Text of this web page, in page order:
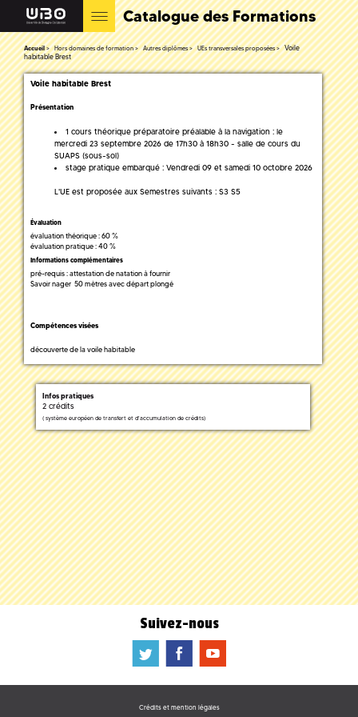
Catalogue des Formations
Accueil Hors domaines de formation Autres diplômes UEs transversales proposées
Voile
habitable Brest
Voile habitable Brest
Présentation
1 cours théorique préparatoire préalable à la navigation : le
mercredi 23 septembre 2026 de 17h30 à 18h30 - salle de cours du
SUAPS (sous-sol)
stage pratique embarqué : Vendredi 09 et samedi 10 octobre 2026
L'UE est proposée aux Semestres suivants : S3 S5
Évaluation
évaluation théorique : 60 %
évaluation pratique : 40 %
Informations complémentaires
pré-requis : attestation de natation à fournir
Savoir nager 50 mètres avec départ plongé
Compétences visées
découverte de la voile habitable
Infos pratiques
2 crédits
( système européen de transfert et d'accumulation de crédits)
Suivez-nous
a b f
Crédits et mention légales